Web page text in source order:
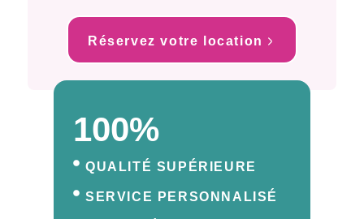
100%
QUALITÉ SUPÉRIEURE
SERVICE PERSONNALISÉ
Réservez votre location